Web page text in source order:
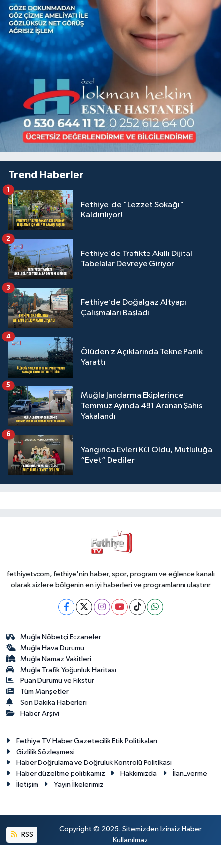
Trend Haberler
Fethiye'de "Lezzet Sokağı"
Kaldırılıyor!
1
Fethiye’de Trafikte Akıllı Dijital
Tabelalar Devreye Giriyor
2
Fethiye’de Doğalgaz Altyapı
Çalışmaları Başladı
3
Ölüdeniz Açıklarında Tekne Panik
Yarattı
4
Muğla Jandarma Ekiplerince
Temmuz Ayında 481 Aranan Şahıs
Yakalandı
5
Yangında Evleri Kül Oldu, Mutluluğa
“Evet” Dediler
6
fethiyetvcom, fethiye'nin haber, spor, program ve eğlence kanalı
olarak sizlere bölgenin en iyi haberleri ve programlarını ulaştırır
Muğla Nöbetçi Eczaneler
Muğla Hava Durumu
Muğla Namaz Vakitleri
Muğla Trafik Yoğunluk Haritası
Puan Durumu ve Fikstür
Tüm Manşetler
Son Dakika Haberleri
Haber Arşivi
Fethiye TV Haber Gazetecilik Etik Politikaları
Gizlilik Sözleşmesi
Haber Doğrulama ve Doğruluk Kontrolü Politikası
Haber düzeltme politikamız
Hakkımızda
İlan_verme
İletişim
Yayın İlkelerimiz
RSS
Copyright © 2025. Sitemizden İzinsiz Haber
Kullanılmaz